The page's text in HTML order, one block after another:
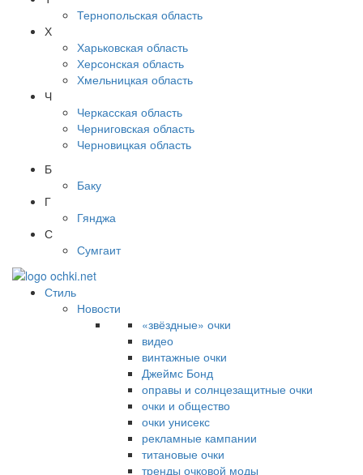
Тернопольская область
Х
Харьковская область
Херсонская область
Хмельницкая область
Ч
Черкасская область
Черниговская область
Черновицкая область
Б
Баку
Г
Гянджа
С
Сумгаит
Стиль
Новости
«звёздные» очки
видео
винтажные очки
Джеймс Бонд
оправы и солнцезащитные очки
очки и общество
очки унисекс
рекламные кампании
титановые очки
тренды очковой моды